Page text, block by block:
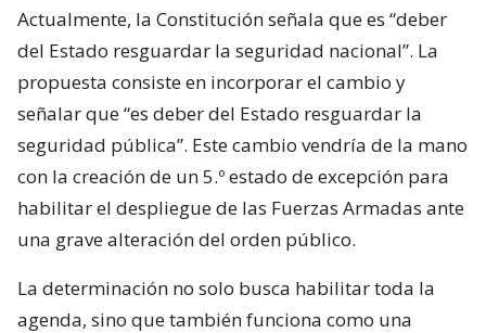
Actualmente, la Constitución señala que es “deber
del Estado resguardar la seguridad nacional”. La
propuesta consiste en incorporar el cambio y
señalar que “es deber del Estado resguardar la
seguridad pública”. Este cambio vendría de la mano
con la creación de un 5.º estado de excepción para
habilitar el despliegue de las Fuerzas Armadas ante
una grave alteración del orden público.
La determinación no solo busca habilitar toda la
agenda, sino que también funciona como una